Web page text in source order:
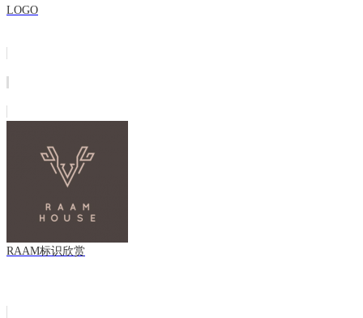
LOGO
RAAM标识欣赏